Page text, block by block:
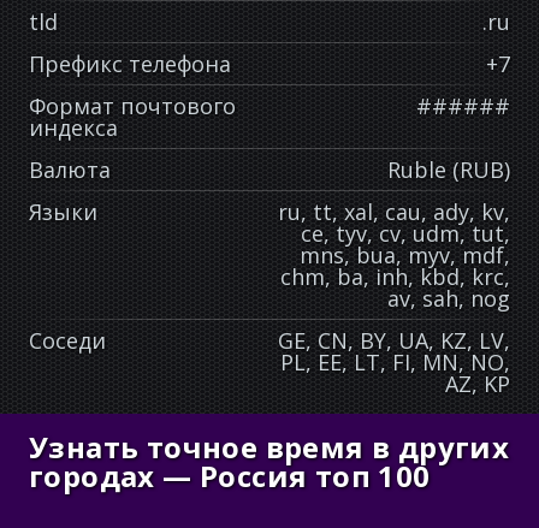
tld
.ru
Префикс телефона
+7
Формат почтового
индекса
######
Валюта
Ruble (RUB)
Языки
ru, tt, xal, cau, ady, kv,
ce, tyv, cv, udm, tut,
mns, bua, myv, mdf,
chm, ba, inh, kbd, krc,
av, sah, nog
Соседи
GE, CN, BY, UA, KZ, LV,
PL, EE, LT, FI, MN, NO,
AZ, KP
Узнать точное время в других
городах — Россия топ 100